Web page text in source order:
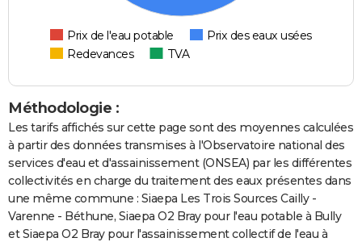
Prix de l'eau potable
Prix des eaux usées
Redevances
TVA
Méthodologie :
Les tarifs affichés sur cette page sont des moyennes calculées
à partir des données transmises à l'Observatoire national des
services d'eau et d'assainissement (ONSEA) par les différentes
collectivités en charge du traitement des eaux présentes dans
une même commune : Siaepa Les Trois Sources Cailly -
Varenne - Béthune, Siaepa O2 Bray pour l'eau potable à Bully
et Siaepa O2 Bray pour l'assainissement collectif de l'eau à